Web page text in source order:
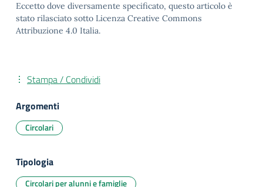
Eccetto dove diversamente specificato, questo articolo è
stato rilasciato sotto Licenza Creative Commons
Attribuzione 4.0 Italia.
Stampa / Condividi
Argomenti
Circolari
Tipologia
Circolari per alunni e famiglie